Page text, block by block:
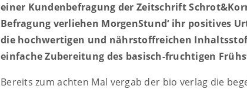
einer Kundenbefragung der Zeitschrift
Befragung verliehen MorgenStund‘ ihr positives
die hochwertigen und nährstoffreichen
einfache Zubereitung des basisch-fruchtigen
Bereits zum achten Mal vergab der bio verlag die